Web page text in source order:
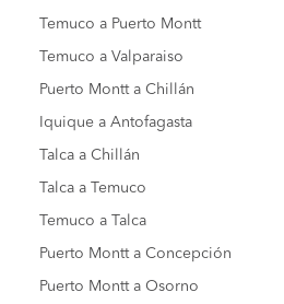
Temuco a Puerto Montt
Temuco a Valparaiso
Puerto Montt a Chillán
Iquique a Antofagasta
Talca a Chillán
Talca a Temuco
Temuco a Talca
Puerto Montt a Concepción
Puerto Montt a Osorno